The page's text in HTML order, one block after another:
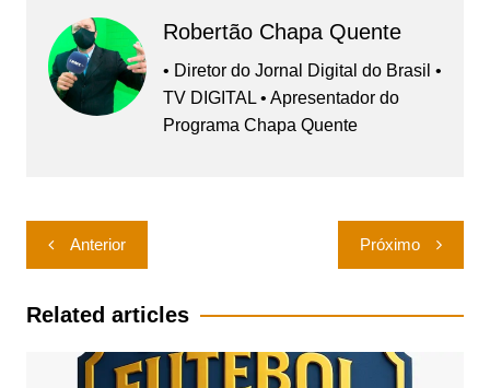
Robertão Chapa Quente
• Diretor do Jornal Digital do Brasil •
TV DIGITAL • Apresentador do
Programa Chapa Quente
Navegação
de
Post
Anterior Próximo
Related articles